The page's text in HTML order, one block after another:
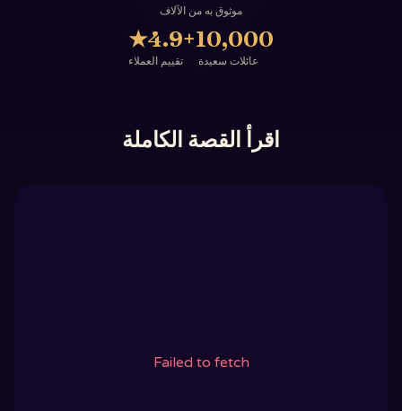
موثوق به من الآلاف
10,000+
عائلات سعيدة
4.9
★
تقييم العملاء
اقرأ القصة الكاملة
Failed to fetch